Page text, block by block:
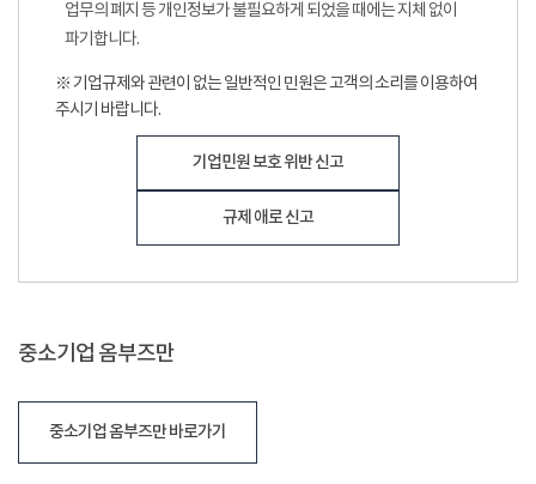
업무의 폐지 등 개인정보가 불필요하게 되었을 때에는 지체 없이
파기합니다.
※ 기업규제와 관련이 없는 일반적인 민원은 고객의 소리를 이용하여
주시기 바랍니다.
기업민원 보호 위반 신고
규제 애로 신고
중소기업 옴부즈만
중소기업 옴부즈만 바로가기